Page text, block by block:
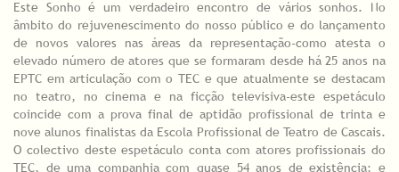
Este Sonho é um verdadeiro encontro de vários sonhos. No
âmbito do rejuvenescimento do nosso público e do lançamento
de novos valores nas áreas da representação-como atesta o
elevado número de atores que se formaram desde há 25 anos na
EPTC em articulação com o TEC e que atualmente se destacam
no teatro, no cinema e na ficção televisiva-este espetáculo
coincide com a prova final de aptidão profissional de trinta e
nove alunos finalistas da Escola Profissional de Teatro de Cascais.
O colectivo deste espetáculo conta com atores profissionais do
TEC, de uma companhia com quase 54 anos de existência; e